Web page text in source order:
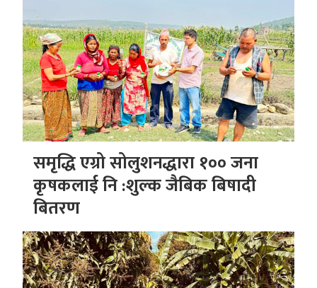
समृद्धि एग्रो सोलुशनद्धारा १०० जना
कृषकलाई नि :शुल्क जैबिक बिषादी
बितरण